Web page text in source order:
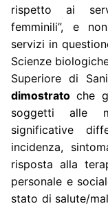
rispetto ai
femminili”, e
servizi in
Scienze
Superiore di
dimostrato che
soggetti alle
significative
incidenza,
risposta alla
personale e
stato di salute/